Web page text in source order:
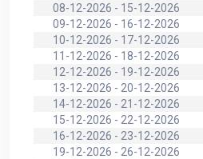
08-12-2026 - 15-12-2026
09-12-2026 - 16-12-2026
10-12-2026 - 17-12-2026
11-12-2026 - 18-12-2026
12-12-2026 - 19-12-2026
13-12-2026 - 20-12-2026
14-12-2026 - 21-12-2026
15-12-2026 - 22-12-2026
16-12-2026 - 23-12-2026
19-12-2026 - 26-12-2026